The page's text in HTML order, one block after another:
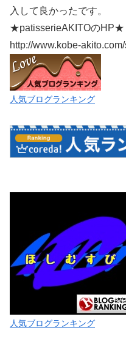
入して良かったです。
★patisserieAKITOのHP★
http://www.kobe-
人気ブログランキング
人気ブログランキング